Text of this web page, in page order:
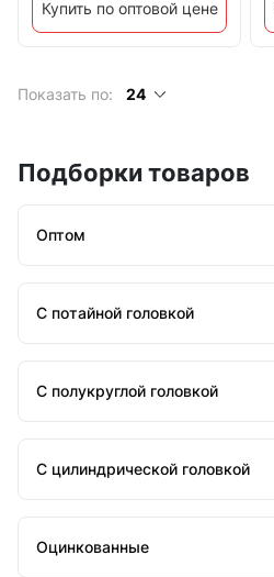
Купить по оптовой цене
Показать по: 24
Подборки товаров
Оптом
С потайной головкой
С полукруглой головкой
С цилиндрической головкой
Оцинкованные